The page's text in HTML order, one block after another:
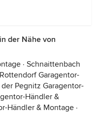
der Nähe von
· Schnaittenbach
Rottendorf Garagentor-
Pegnitz Garagentor-
Händler &
Händler & Montage ·